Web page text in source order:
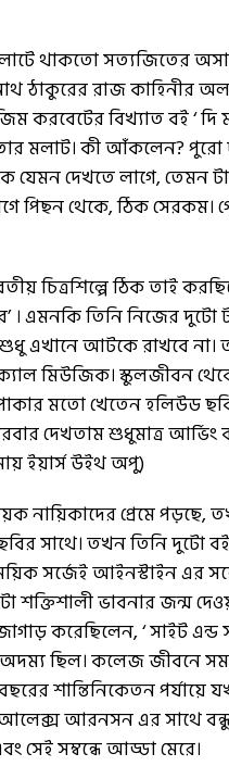
থাকতো সত্যজিতের
ঠাকুরের রাজ কাহিনীর
করবেটের বিখ্যাত বই ‘
মলাট। কী আঁকলেন? পুরো
দেখতে লাগে, তেমন
পিছন থেকে, ঠিক সেরকম।
চিত্রশিল্পে ঠিক তাই
। এমনকি তিনি নিজের দুটো
শুধু এখানে আটকে রাখবে
মিউজিক। স্কুলজীবন
পোকার মতো খেতেন হলিউড
দেখতাম শুধুমাত্র আর্ভিং
ইয়ার্স উইথ অপু)
প্রেমে পড়ছে,
সাথে। তখন তিনি দুটো
সর্জেই আইনস্টাইন এর
ভাবনার জন্ম
করেছিলেন, ‘ সাইট এন্ড
অদম্য ছিল। কলেজ জীবনে
শান্তিনিকেতন পর্যায়ে
আরনসন এর সাথে
সেই সম্বন্ধে আড্ডা মেরে।